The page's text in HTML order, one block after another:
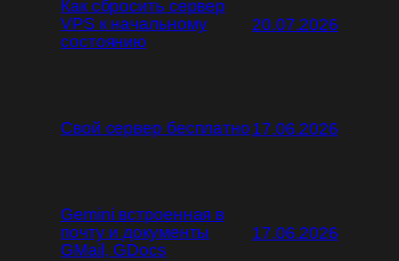
Как сбросить сервер
VPS к начальному
состоянию
20.07.2026
Свой сервер бесплатно17.06.2026
Gemini встроенная в
почту и документы
GMail, GDocs
17.06.2026